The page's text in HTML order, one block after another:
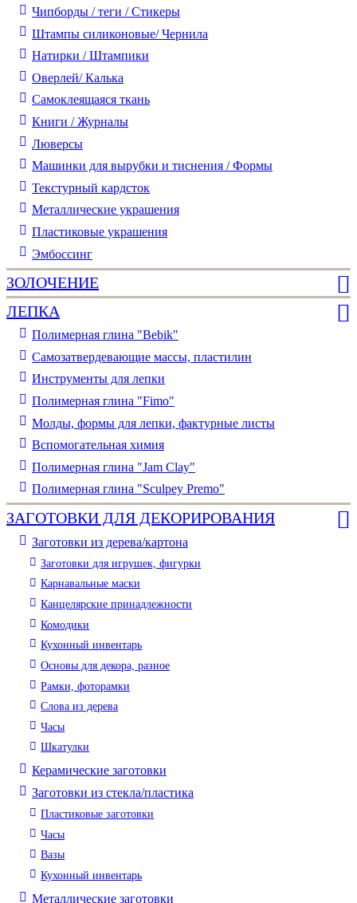
Чипборды / теги / Стикеры
Штампы силиконовые/ Чернила
Натирки / Штампики
Оверлей/ Калька
Самоклеящаяся ткань
Книги / Журналы
Люверсы
Машинки для вырубки и тиснения / Формы
Текстурный кардсток
Металлические украшения
Пластиковые украшения
Эмбоссинг
ЗОЛОЧЕНИЕ
ЛЕПКА
Полимерная глина "Bebik"
Самозатвердевающие массы, пластилин
Инструменты для лепки
Полимерная глина "Fimo"
Молды, формы для лепки, фактурные листы
Вспомогательная химия
Полимерная глина "Jam Clay"
Полимерная глина "Sculpey Premo"
ЗАГОТОВКИ ДЛЯ ДЕКОРИРОВАНИЯ
Заготовки из дерева/картона
Заготовки для игрушек, фигурки
Карнавальные маски
Канцелярские принадлежности
Комодики
Кухонный инвентарь
Основы для декора, разное
Рамки, фоторамки
Слова из дерева
Часы
Шкатулки
Керамические заготовки
Заготовки из стекла/пластика
Пластиковые заготовки
Часы
Вазы
Кухонный инвентарь
Металлические заготовки